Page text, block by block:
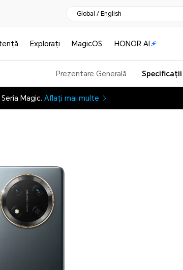
Global / English
Explorați MagicOS HONOR AI
Prezentare Generală Specificații
Magic. Aflați mai multe